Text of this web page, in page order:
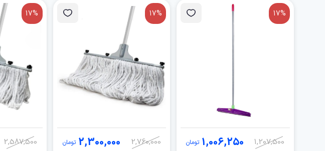
17%
1,207,500
1,006,250 تومان
17%
2,760,000
2,300,000 تومان
17%
2,587,500